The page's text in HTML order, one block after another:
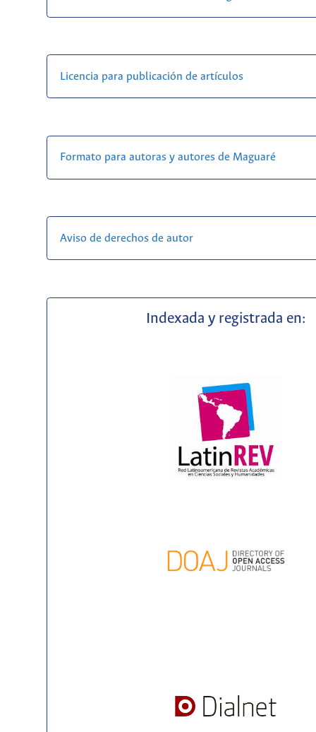
Licencia para publicación de artículos
Formato para autoras y autores de Maguaré
Aviso de derechos de autor
Indexada y registrada en: